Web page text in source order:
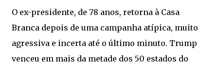
O ex-presidente, de 78 anos, retorna à Casa
Branca depois de uma campanha atípica, muito
agressiva e incerta até o último minuto. Trump
venceu em mais da metade dos 50 estados do